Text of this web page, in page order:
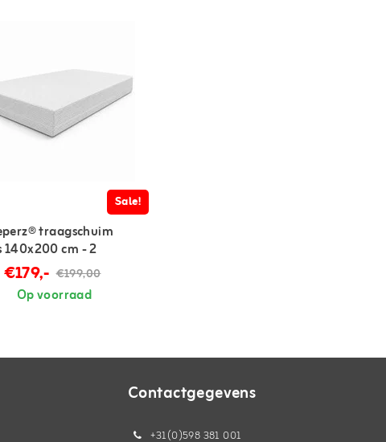
Sale!
traagschuim
140x200 cm - 2
€179,- €199,00
Op voorraad
Contactgegevens
+31(0)598 381 001